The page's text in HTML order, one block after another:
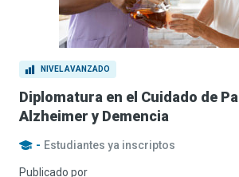
NIVEL AVANZADO
Diplomatura en el Cuidado de
Alzheimer y Demencia
- Estudiantes ya inscriptos
Publicado por